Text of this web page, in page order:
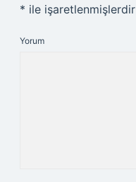
* ile işaretlenmişlerdir
Yorum